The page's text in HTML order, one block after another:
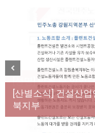
[성명] 막을 수 있었
년노동자 사망사고
대책 마련하라
[산별소식] 건설산
북지부
Previous